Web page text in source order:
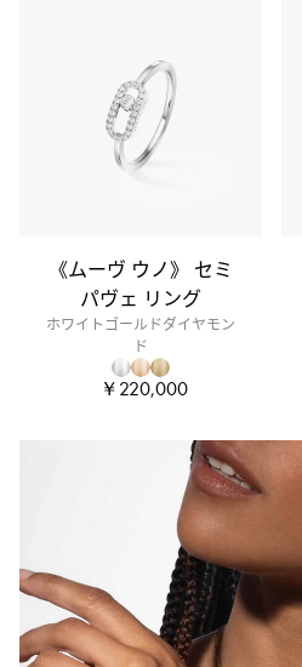
《ムーヴ ウノ》 セミ
パヴェ リング
ホワイトゴールドダイヤモン
ド
￥220,000